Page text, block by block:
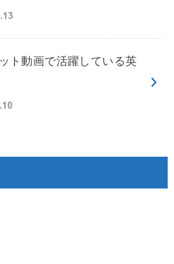
ト動画で活躍している英